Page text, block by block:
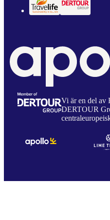
Vi är en del av
DERTOUR